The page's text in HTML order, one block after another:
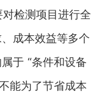
检测项目进行全
成本效益等多个
于 “条件和设备
能为了节省成本